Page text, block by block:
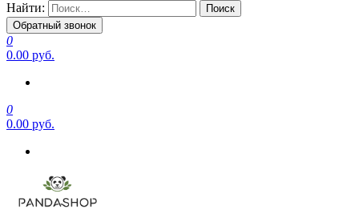
Найти:
Обратный звонок
0
0.00 руб.
0
0.00 руб.